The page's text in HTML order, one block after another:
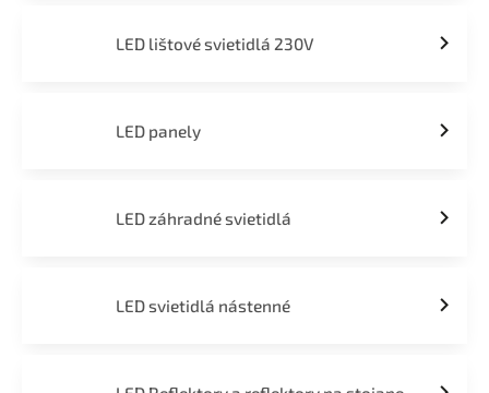
LED lištové svietidlá 230V
LED panely
LED záhradné svietidlá
LED svietidlá nástenné